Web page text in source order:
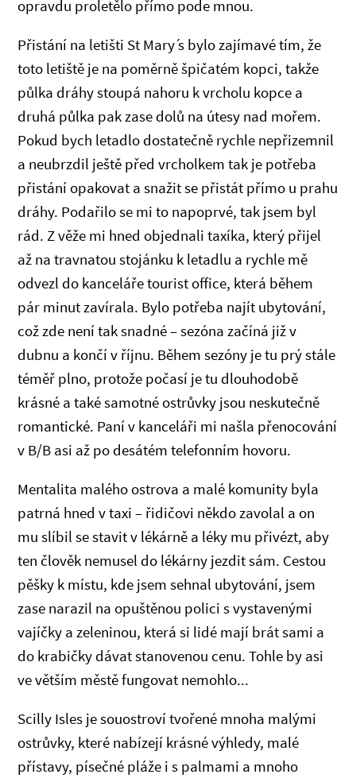
opravdu proletělo přímo pode mnou.
Přistání na letišti St Mary ́s bylo zajímavé tím, že
toto letiště je na poměrně špičatém kopci, takže
půlka dráhy stoupá nahoru k vrcholu kopce a
druhá půlka pak zase dolů na útesy nad mořem.
Pokud bych letadlo dostatečně rychle nepřizemnil
a neubrzdil ještě před vrcholkem tak je potřeba
přistání opakovat a snažit se přistát přímo u prahu
dráhy. Podařilo se mi to napoprvé, tak jsem byl
rád. Z věže mi hned objednali taxíka, který přijel
až na travnatou stojánku k letadlu a rychle mě
odvezl do kanceláře tourist office, která během
pár minut zavírala. Bylo potřeba najít ubytování,
což zde není tak snadné – sezóna začíná již v
dubnu a končí v říjnu. Během sezóny je tu prý stále
téměř plno, protože počasí je tu dlouhodobě
krásné a také samotné ostrůvky jsou neskutečně
romantické. Paní v kanceláři mi našla přenocování
v B/B asi až po desátém telefonním hovoru.
Mentalita malého ostrova a malé komunity byla
patrná hned v taxi – řidičovi někdo zavolal a on
mu slíbil se stavit v lékárně a léky mu přivézt, aby
ten člověk nemusel do lékárny jezdit sám. Cestou
pěšky k místu, kde jsem sehnal ubytování, jsem
zase narazil na opuštěnou polici s vystavenými
vajíčky a zeleninou, která si lidé mají brát sami a
do krabičky dávat stanovenou cenu. Tohle by asi
ve větším městě fungovat nemohlo...
Scilly Isles je souostroví tvořené mnoha malými
ostrůvky, které nabízejí krásné výhledy, malé
přístavy, písečné pláže i s palmami a mnoho